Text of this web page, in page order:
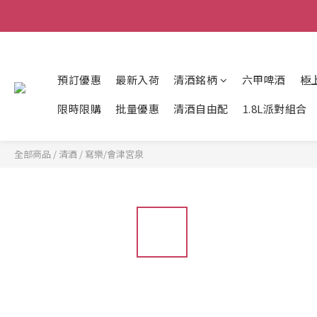
預訂優惠 最新入荷 清酒銘柄 六甲啤酒
極
限時限購
批量優惠 清酒自由配 1.8L派對組合
全部商品 / 清酒 / 寫樂/會津宮泉